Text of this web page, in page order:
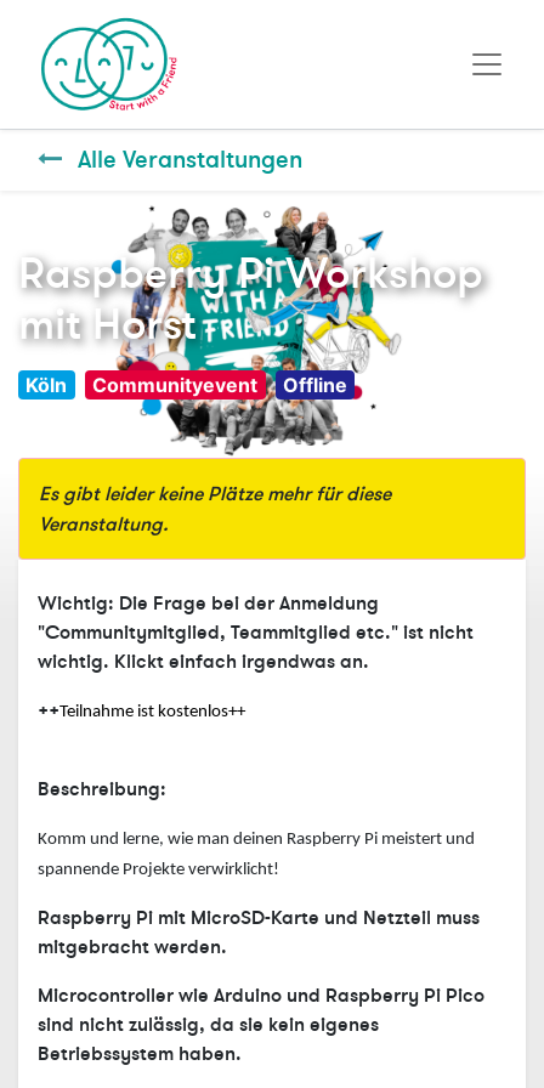
Alle Veranstaltungen
Raspberry Pi Workshop
mit Horst
Köln Communityevent Offline
Es gibt leider keine Plätze mehr für diese
Veranstaltung.
Wichtig: Die Frage bei der Anmeldung
"Communitymitglied, Teammitglied etc." ist nicht
wichtig. Klickt einfach irgendwas an.
++Teilnahme ist kostenlos++
Beschreibung:
Komm und lerne, wie man deinen Raspberry Pi meistert und
spannende Projekte verwirklicht!
Raspberry Pi mit MicroSD-Karte und Netzteil muss
mitgebracht werden.
Microcontroller wie Arduino und Raspberry Pi Pico
sind nicht zulässig, da sie kein eigenes
Betriebssystem haben.